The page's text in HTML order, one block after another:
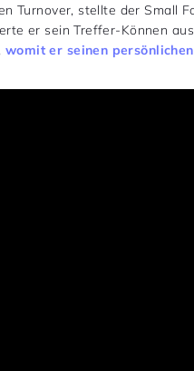
Turnover, stellte der Small
er sein Treffer-Können
womit er seinen